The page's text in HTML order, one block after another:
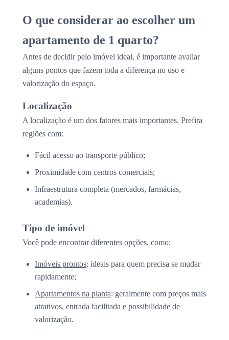
O que considerar ao escolher um
apartamento de 1 quarto?
Antes de decidir pelo imóvel ideal, é importante avaliar
alguns pontos que fazem toda a diferença no uso e
valorização do espaço.
Localização
A localização é um dos fatores mais importantes. Prefira
regiões com:
Fácil acesso ao transporte público;
Proximidade com centros comerciais;
Infraestrutura completa (mercados, farmácias,
academias).
Tipo de imóvel
Você pode encontrar diferentes opções, como:
Imóveis prontos: ideais para quem precisa se mudar
rapidamente;
Apartamentos na planta: geralmente com preços mais
atrativos, entrada facilitada e possibilidade de
valorização.